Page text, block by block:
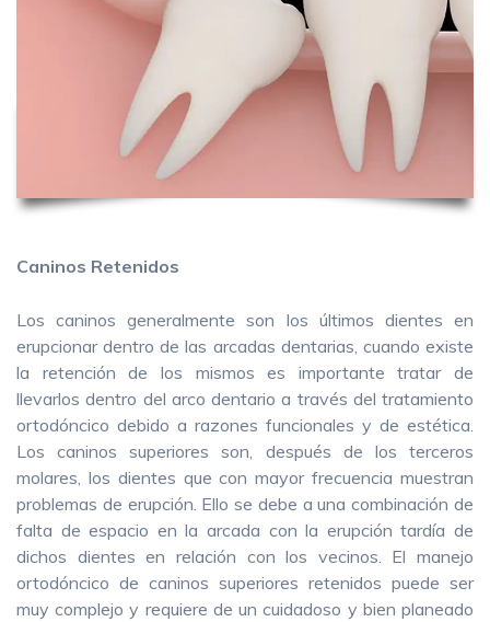
Caninos Retenidos
Los caninos generalmente son los últimos dientes en
erupcionar dentro de las arcadas dentarias, cuando existe
la retención de los mismos es importante tratar de
llevarlos dentro del arco dentario a través del tratamiento
ortodóncico debido a razones funcionales y de estética.
Los caninos superiores son, después de los terceros
molares, los dientes que con mayor frecuencia muestran
problemas de erupción. Ello se debe a una combinación de
falta de espacio en la arcada con la erupción tardía de
dichos dientes en relación con los vecinos. El manejo
ortodóncico de caninos superiores retenidos puede ser
muy complejo y requiere de un cuidadoso y bien planeado